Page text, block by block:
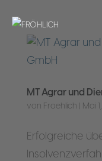
MT Agrar und
von Froehlich Mai
Erfolgreiche